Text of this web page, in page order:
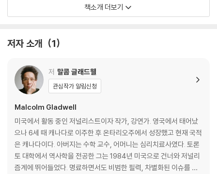
s with strangers tell us about who we are.
lled over for a minor traffic violation in rural Texas. Minutes late
d suicide in her cell. What went wrong? Talking to Strangers is
all about what happens when we encounter people we don't k
now, why it often goes awry, and what it says about us.
How do we make sense of the unfamiliar? Why are we so bad
at judging someone, reading a face, or detecting a lie? Why d
o we so often fail to 'get' other people?
Through a series of puzzles, encounters and misunderstandin
gs, from little-known stories to infamous legal cases, Gladwe
책소개 더보기
저자 소개 1
저 말콤 글래드웰
관심작가 알림신청
Malcolm Gladwell
미국에서 활동 중인 저널리스트이자 작가, 강연가. 영국에서 태어났
으나 6세 때 캐나다로 이주한 후 온타리오주에서 성장했고 현재 국적
은 캐나다이다. 아버지는 수학 교수, 어머니는 심리치료사였다. 토론
토 대학에서 역사학을 전공한 그는 1984년 미국으로 건너와 저널리
즘계에 뛰어들었다. 명료하면서도 비범한 필력, 차별화된 이슈를 고